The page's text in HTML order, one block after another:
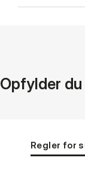
Op­fyl­der
Tablist
Show panel
Regler for